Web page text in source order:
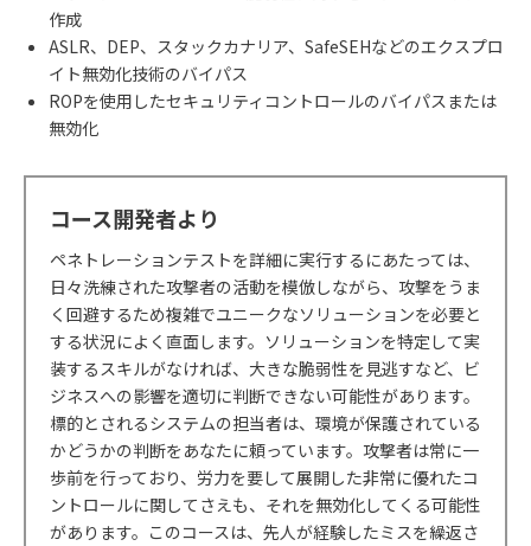
作成
ASLR、DEP、スタックカナリア、SafeSEHなどのエクスプロ
イト無効化技術のバイパス
ROPを使用したセキュリティコントロールのバイパスまたは
無効化
コース開発者より
ペネトレーションテストを詳細に実行するにあたっては、
日々洗練された攻撃者の活動を模倣しながら、攻撃をうま
く回避するため複雑でユニークなソリューションを必要と
する状況によく直面します。ソリューションを特定して実
装するスキルがなければ、大きな脆弱性を見逃すなど、ビ
ジネスへの影響を適切に判断できない可能性があります。
標的とされるシステムの担当者は、環境が保護されている
かどうかの判断をあなたに頼っています。攻撃者は常に一
歩前を行っており、労力を要して展開した非常に優れたコ
ントロールに関してさえも、それを無効化してくる可能性
があります。このコースは、先人が経験したミスを繰返さ